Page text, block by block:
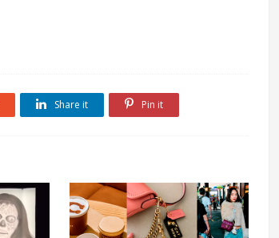
Share it Pin it